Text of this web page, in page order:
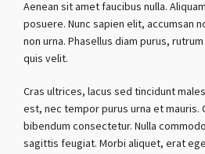
Aenean sit amet faucibus nulla.
posuere. Nunc sapien elit, accumsan
non urna. Phasellus diam purus,
quis velit.
Cras ultrices, lacus sed tincidunt
est, nec tempor purus urna et mauris.
bibendum consectetur. Nulla
sagittis feugiat. Morbi aliquet, erat